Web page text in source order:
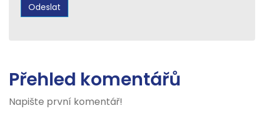
Přehled komentářů
Napište první komentář!